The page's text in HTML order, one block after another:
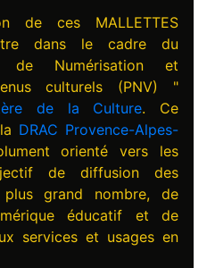
de ces MALLETTES
dans le cadre du
de Numérisation et
culturels (PNV) "
de la Culture. Ce
DRAC Provence-Alpes-
orienté vers les
de diffusion des
grand nombre, de
éducatif et de
services et usages en